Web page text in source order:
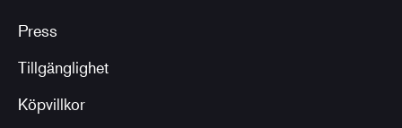
Press
Tillgänglighet
Köpvillkor